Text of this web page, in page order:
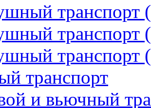
транспорт
транспорт
транспорт
транспорт
и вьючный